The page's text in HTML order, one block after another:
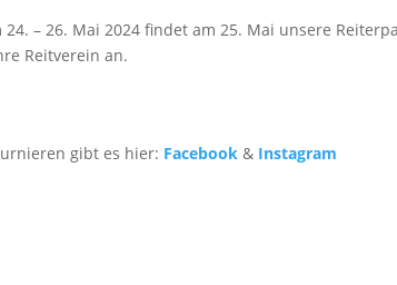
– 26. Mai 2024 findet am 25. Mai unsere
Reitverein an.
gibt es hier: Facebook & Instagram